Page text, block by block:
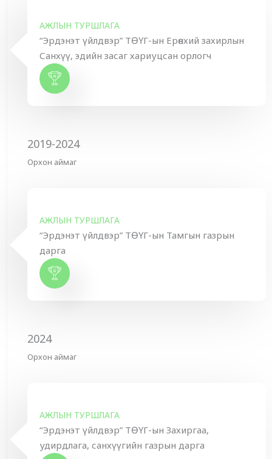
АЖЛЫН ТУРШЛАГА
“Эрдэнэт үйлдвэр” ТӨҮГ-ын Ерөнхий захирлын
Санхүү, эдийн засаг хариуцсан орлогч
АЖЛЫН ТУРШЛАГА
“Эрдэнэт үйлдвэр” ТӨҮГ-ын Тамгын газрын
дарга
2019-2024
Орхон аймаг
АЖЛЫН ТУРШЛАГА
“Эрдэнэт үйлдвэр” ТӨҮГ-ын Захиргаа,
удирдлага, санхүүгийн газрын дарга
2024
Орхон аймаг